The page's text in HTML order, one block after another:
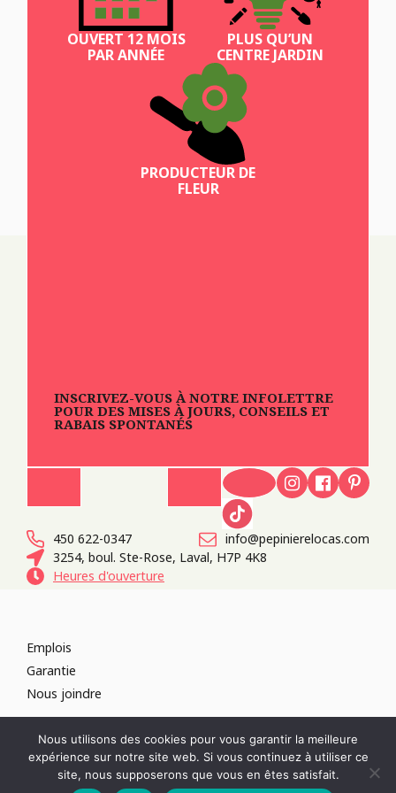
OUVERT 12 MOIS
PAR ANNÉE
PLUS QU’UN
CENTRE JARDIN
PRODUCTEUR DE
FLEUR
INSCRIVEZ-VOUS À NOTRE INFOLETTRE
POUR DES MISES À JOURS, CONSEILS ET
RABAIS SPONTANÉS
450 622-0347
info@pepinierelocas.com
3254, boul. Ste-Rose, Laval, H7P 4K8
Heures d'ouverture
Emplois
Garantie
Nous joindre
SITES WEB :PAR DESIGN, AGENCE WEB
RÉVOQUER LE CONSENTEMENT
POLITIQUE DE CONFIDENTIALITÉ
Nous utilisons des cookies pour vous garantir la meilleure
expérience sur notre site web. Si vous continuez à utiliser ce
site, nous supposerons que vous en êtes satisfait.